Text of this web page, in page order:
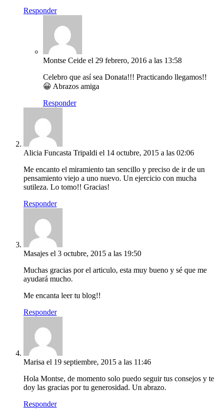
Responder
Montse Ceide el 29 febrero, 2016 a las 13:58
Celebro que así sea Donata!!! Practicando llegamos!!
😀 Abrazos amiga
Responder
Alicia Funcasta Tripaldi el 14 octubre, 2015 a las 02:06
Me encanto el miramiento tan sencillo y preciso de ir de un
pensamiento viejo a uno nuevo. Un ejercicio con mucha
sutileza. Lo tomo!! Gracias!
Responder
Masajes el 3 octubre, 2015 a las 19:50
Muchas gracias por el articulo, esta muy bueno y sé que me
ayudará mucho.
Me encanta leer tu blog!!
Responder
Marisa el 19 septiembre, 2015 a las 11:46
Hola Montse, de momento solo puedo seguir tus consejos y te
doy las gracias por tu generosidad. Un abrazo.
Responder